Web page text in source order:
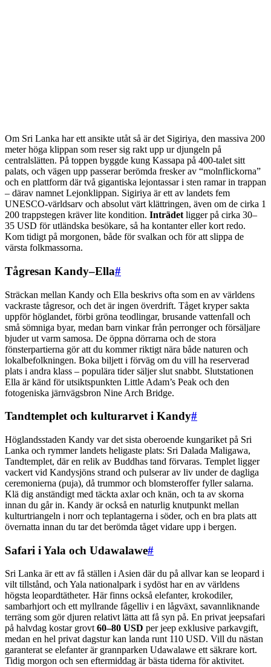
Om Sri Lanka har ett ansikte utåt så är det Sigiriya, den massiva 200
meter höga klippan som reser sig rakt upp ur djungeln på
centralslätten. På toppen byggde kung Kassapa på 400-talet sitt
palats, och vägen upp passerar berömda fresker av “molnflickorna”
och en plattform där två gigantiska lejontassar i sten ramar in trappan
– därav namnet Lejonklippan. Sigiriya är ett av landets fem
UNESCO-världsarv och absolut värt klättringen, även om de cirka 1
200 trappstegen kräver lite kondition. Inträdet ligger på cirka 30–
35 USD för utländska besökare, så ha kontanter eller kort redo.
Kom tidigt på morgonen, både för svalkan och för att slippa de
värsta folkmassorna.
Tågresan Kandy–Ella#
Sträckan mellan Kandy och Ella beskrivs ofta som en av världens
vackraste tågresor, och det är ingen överdrift. Tåget kryper sakta
uppför höglandet, förbi gröna teodlingar, brusande vattenfall och
små sömniga byar, medan barn vinkar från perronger och försäljare
bjuder ut varm samosa. De öppna dörrarna och de stora
fönsterpartierna gör att du kommer riktigt nära både naturen och
lokalbefolkningen. Boka biljett i förväg om du vill ha reserverad
plats i andra klass – populära tider säljer slut snabbt. Slutstationen
Ella är känd för utsiktspunkten Little Adam’s Peak och den
fotogeniska järnvägsbron Nine Arch Bridge.
Tandtemplet och kulturarvet i Kandy#
Höglandsstaden Kandy var det sista oberoende kungariket på Sri
Lanka och rymmer landets heligaste plats: Sri Dalada Maligawa,
Tandtemplet, där en relik av Buddhas tand förvaras. Templet ligger
vackert vid Kandysjöns strand och pulserar av liv under de dagliga
ceremonierna (puja), då trummor och blomsteroffer fyller salarna.
Klä dig anständigt med täckta axlar och knän, och ta av skorna
innan du går in. Kandy är också en naturlig knutpunkt mellan
kulturtriangeln i norr och teplantagerna i söder, och en bra plats att
övernatta innan du tar det berömda tåget vidare upp i bergen.
Safari i Yala och Udawalawe#
Sri Lanka är ett av få ställen i Asien där du på allvar kan se leopard i
vilt tillstånd, och Yala nationalpark i sydöst har en av världens
högsta leopardtätheter. Här finns också elefanter, krokodiler,
sambarhjort och ett myllrande fågelliv i en lågväxt, savannliknande
terräng som gör djuren relativt lätta att få syn på. En privat jeepsafari
på halvdag kostar grovt60–80 USD per jeep exklusive parkavgift,
medan en hel privat dagstur kan landa runt 110 USD. Vill du nästan
garanterat se elefanter är grannparken Udawalawe ett säkrare kort.
Tidig morgon och sen eftermiddag är bästa tiderna för aktivitet.